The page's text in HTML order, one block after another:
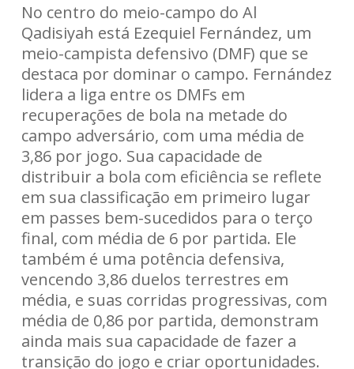
No centro do meio-campo do Al
Qadisiyah está Ezequiel Fernández, um
meio-campista defensivo (DMF) que se
destaca por dominar o campo. Fernández
lidera a liga entre os DMFs em
recuperações de bola na metade do
campo adversário, com uma média de
3,86 por jogo. Sua capacidade de
distribuir a bola com eficiência se reflete
em sua classificação em primeiro lugar
em passes bem-sucedidos para o terço
final, com média de 6 por partida. Ele
também é uma potência defensiva,
vencendo 3,86 duelos terrestres em
média, e suas corridas progressivas, com
média de 0,86 por partida, demonstram
ainda mais sua capacidade de fazer a
transição do jogo e criar oportunidades.